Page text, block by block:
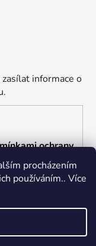
procházením
používáním.. Více
informace o
ochrany